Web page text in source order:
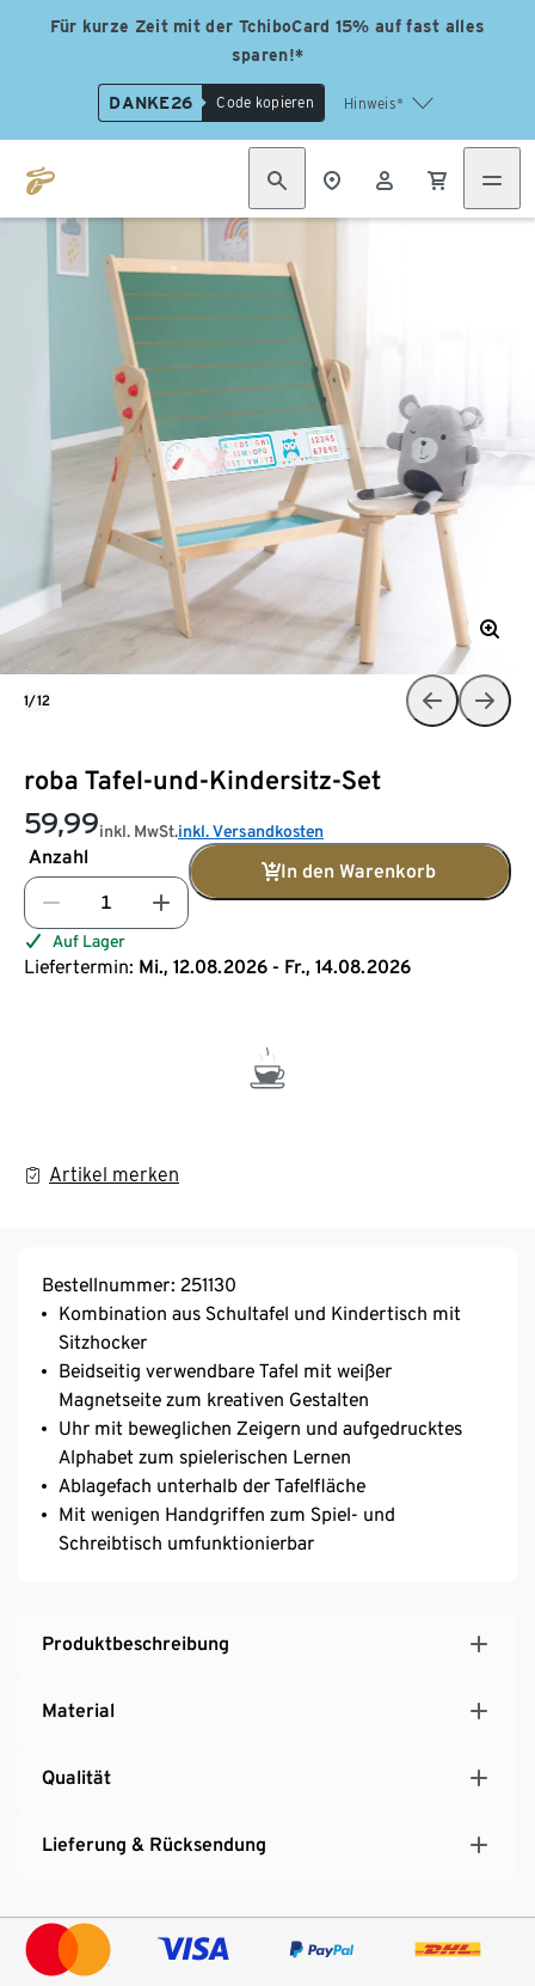
Für kurze Zeit mit der TchiboCard 15% auf fast alles
sparen!*
DANKE26 Code kopieren Hinweis*
roba Tafel-und-Kindersitz-Set
59,99inkl. MwSt.inkl. Versandkosten
Anzahl
In den Warenkorb
Auf Lager
Liefertermin: Mi., 12.08.2026 - Fr., 14.08.2026
Artikel merken
1/12
Bestellnummer: 251130
Kombination aus Schultafel und Kindertisch mit
Sitzhocker
Beidseitig verwendbare Tafel mit weißer
Magnetseite zum kreativen Gestalten
Uhr mit beweglichen Zeigern und aufgedrucktes
Alphabet zum spielerischen Lernen
Ablagefach unterhalb der Tafelfläche
Mit wenigen Handgriffen zum Spiel- und
Schreibtisch umfunktionierbar
Produktbeschreibung
Material
Qualität
Lieferung & Rücksendung